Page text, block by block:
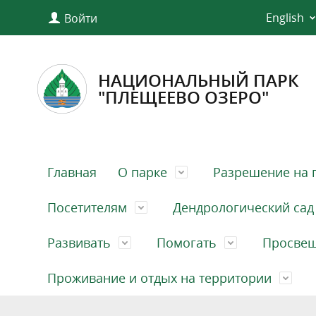
Войти English
НАЦИОНАЛЬНЫЙ ПАРК
"ПЛЕЩЕЕВО ОЗЕРО"
Главная О парке Разрешение на
Посетителям Дендрологический сад
Развивать Помогать
Проживание и отдых на территории